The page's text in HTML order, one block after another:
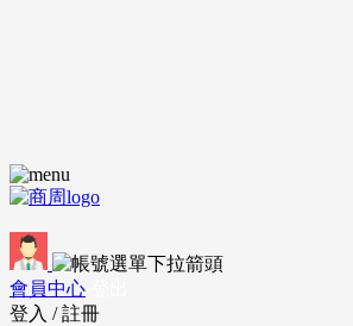
會員中心
登入 / 註冊